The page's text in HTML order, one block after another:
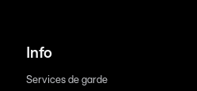
Info
Services de garde